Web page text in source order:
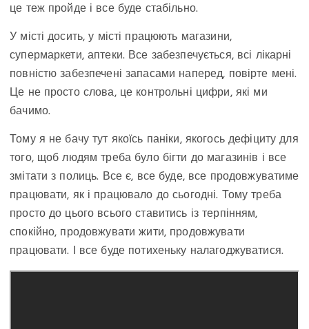
це теж пройде і все буде стабільно.
У місті досить, у місті працюють магазини,
супермаркети, аптеки. Все забезпечується, всі лікарні
повністю забезпечені запасами наперед, повірте мені.
Це не просто слова, це контрольні цифри, які ми
бачимо.
Тому я не бачу тут якоїсь паніки, якогось дефіциту для
того, щоб людям треба було бігти до магазинів і все
змітати з полиць. Все є, все буде, все продовжуватиме
працювати, як і працювало до сьогодні. Тому треба
просто до цього всього ставитись із терпінням,
спокійно, продовжувати жити, продовжувати
працювати. І все буде потихеньку налагоджуватися.